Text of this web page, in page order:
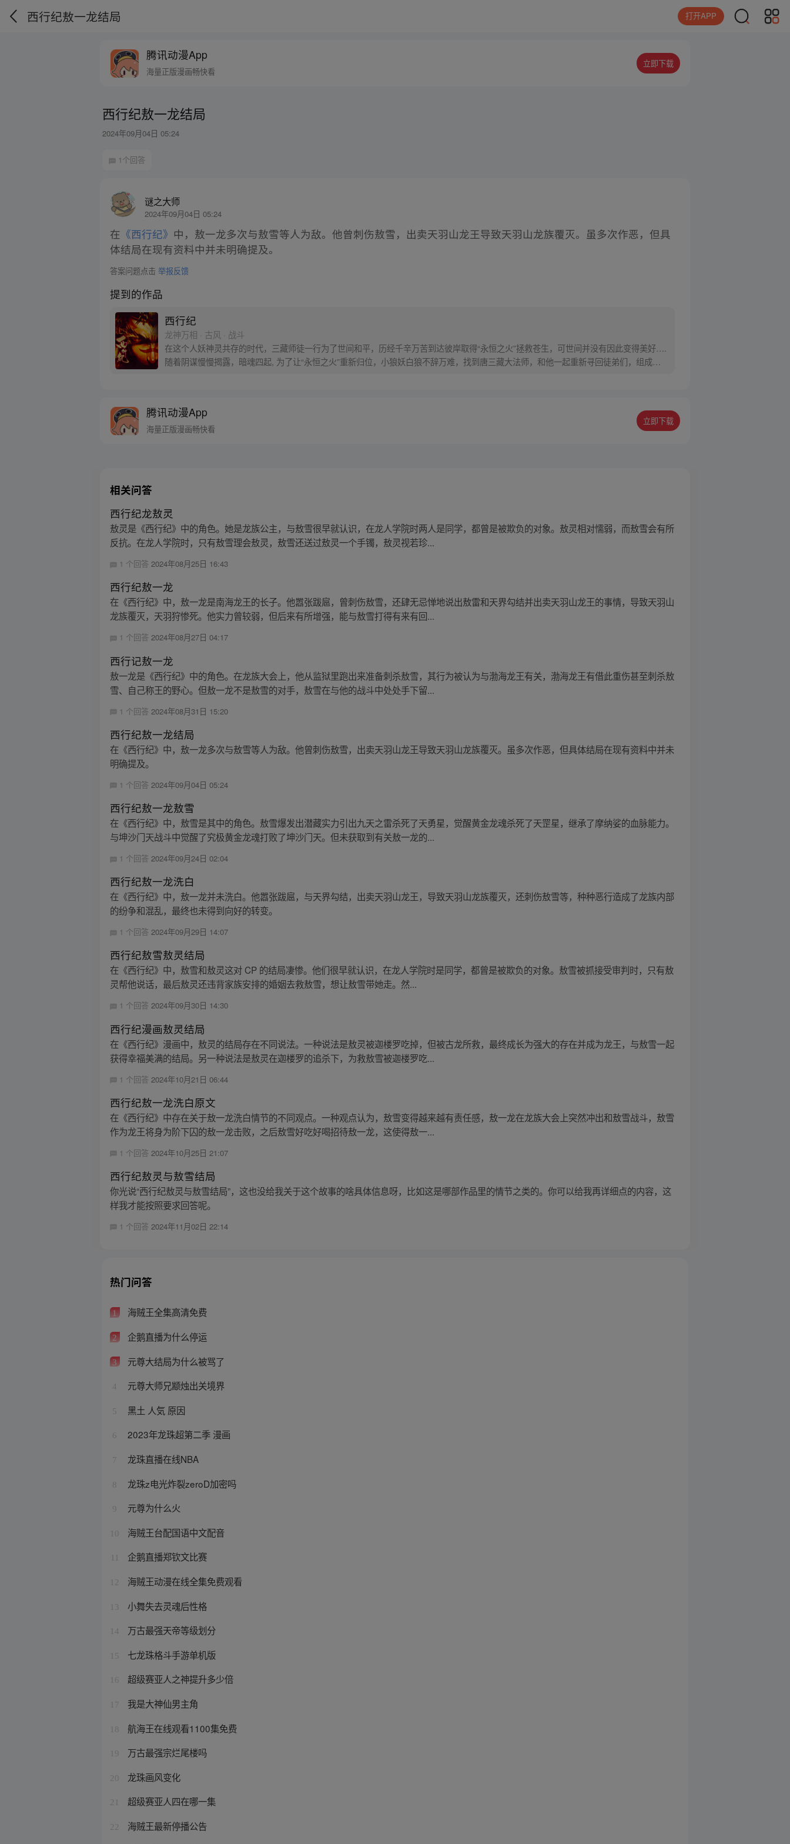
西行纪敖一龙结局 打开APP
腾讯动漫App
海量正版漫画畅快看
立即下载
西行纪敖一龙结局
2024年09月04日 05:24
1个回答
谜之大师
2024年09月04日 05:24
在 《西行纪》 中，敖一龙多次与敖雪等人为敌。他曾刺伤敖雪，出卖天羽山龙王导致天羽山龙族覆灭。虽多次作恶，但具
体结局在现有资料中并未明确提及。
答案问题点击举报反馈
提到的作品
西行纪
龙神万相 · 古风 · 战斗
在这个人妖神灵共存的时代，三藏师徒一行为了世间和平，历经千辛万苦到达彼岸取得“永恒之火”拯救苍生，可世间并没有因此变得美好….
随着阴谋慢慢揭露，暗魂四起, 为了让“永恒之火”重新归位，小狼妖白狼不辞万难，找到唐三藏大法师，和他一起重新寻回徒弟们，组成全
腾讯动漫App
海量正版漫画畅快看
立即下载
相关问答
西行纪龙敖灵
敖灵是《西行纪》中的角色。她是龙族公主，与敖雪很早就认识，在龙人学院时两人是同学，都曾是被欺负的对象。敖灵相对懦弱，而敖雪会有所
反抗。在龙人学院时，只有敖雪理会敖灵，敖雪还送过敖灵一个手镯，敖灵视若珍...
1 个回答2024年08月25日 16:43
西行纪敖一龙
在《西行纪》中，敖一龙是南海龙王的长子。他嚣张跋扈，曾刺伤敖雪，还肆无忌惮地说出敖雷和天界勾结并出卖天羽山龙王的事情，导致天羽山
龙族覆灭，天羽狩惨死。他实力曾较弱，但后来有所增强，能与敖雪打得有来有回...
1 个回答2024年08月27日 04:17
西行记敖一龙
敖一龙是《西行纪》中的角色。在龙族大会上，他从监狱里跑出来准备刺杀敖雪，其行为被认为与渤海龙王有关，渤海龙王有借此重伤甚至刺杀敖
雪、自己称王的野心。但敖一龙不是敖雪的对手，敖雪在与他的战斗中处处手下留...
1 个回答 2024年08月31日 15:20
西行纪敖一龙结局
在《西行纪》中，敖一龙多次与敖雪等人为敌。他曾刺伤敖雪，出卖天羽山龙王导致天羽山龙族覆灭。虽多次作恶，但具体结局在现有资料中并未
明确提及。
1 个回答 2024年09月04日 05:24
西行纪敖一龙敖雪
在《西行纪》中，敖雪是其中的角色。敖雪爆发出潜藏实力引出九天之雷杀死了天勇星，觉醒黄金龙魂杀死了天罡星，继承了摩纳娑的血脉能力。
与坤沙门天战斗中觉醒了究极黄金龙魂打败了坤沙门天。但未获取到有关敖一龙的...
1 个回答2024年09月24日 02:04
西行纪敖一龙洗白
在《西行纪》中，敖一龙并未洗白。他嚣张跋扈，与天界勾结，出卖天羽山龙王，导致天羽山龙族覆灭，还刺伤敖雪等，种种恶行造成了龙族内部
的纷争和混乱，最终也未得到向好的转变。
1 个回答2024年09月29日 14:07
西行纪敖雪敖灵结局
在《西行纪》中，敖雪和敖灵这对 CP 的结局凄惨。他们很早就认识，在龙人学院时是同学，都曾是被欺负的对象。敖雪被抓接受审判时，只有敖
灵帮他说话，最后敖灵还违背家族安排的婚姻去救敖雪，想让敖雪带她走。然...
1 个回答2024年09月30日 14:30
西行纪漫画敖灵结局
在《西行纪》漫画中，敖灵的结局存在不同说法。一种说法是敖灵被迦楼罗吃掉，但被古龙所救，最终成长为强大的存在并成为龙王，与敖雪一起
获得幸福美满的结局。另一种说法是敖灵在迦楼罗的追杀下，为救敖雪被迦楼罗吃...
1 个回答 2024年10月21日 06:44
西行纪敖一龙洗白原文
在《西行纪》中存在关于敖一龙洗白情节的不同观点。一种观点认为，敖雪变得越来越有责任感，敖一龙在龙族大会上突然冲出和敖雪战斗，敖雪
作为龙王将身为阶下囚的敖一龙击败，之后敖雪好吃好喝招待敖一龙，这使得敖一...
1 个回答 2024年10月25日 21:07
西行纪敖灵与敖雪结局
你光说“西行纪敖灵与敖雪结局”，这也没给我关于这个故事的啥具体信息呀，比如这是哪部作品里的情节之类的。你可以给我再详细点的内容，这
样我才能按照要求回答呢。
1 个回答2024年11月02日 22:14
热门问答
1 海贼王全集高清免费
2 企鹅直播为什么停运
3 元尊大结局为什么被骂了
4 元尊大师兄颛烛出关境界
5 黑土 人気 原因
6 2023年龙珠超第二季 漫画
7 龙珠直播在线NBA
8 龙珠z电光炸裂zeroD加密吗
9 元尊为什么火
10 海贼王台配国语中文配音
企鹅直播郑钦文比赛
12 海贼王动漫在线全集免费观看
13 小舞失去灵魂后性格
14 万古最强天帝等级划分
15 七龙珠格斗手游单机版
16 超级赛亚人之神提升多少倍
17 我是大神仙男主角
18 航海王在线观看1100集免费
19 万古最强宗烂尾楼吗
20 龙珠画风变化
21 超级赛亚人四在哪一集
22 海贼王最新停播公告